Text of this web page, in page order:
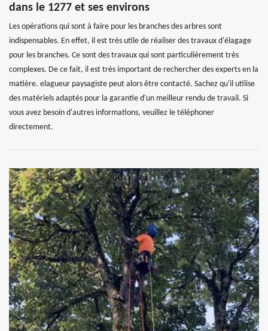
dans le 1277 et ses environs
Les opérations qui sont à faire pour les branches des arbres sont
indispensables. En effet, il est très utile de réaliser des travaux d'élagage
pour les branches. Ce sont des travaux qui sont particulièrement très
complexes. De ce fait, il est très important de rechercher des experts en la
matière. elagueur paysagiste peut alors être contacté. Sachez qu'il utilise
des matériels adaptés pour la garantie d'un meilleur rendu de travail. Si
vous avez besoin d'autres informations, veuillez le téléphoner
directement.